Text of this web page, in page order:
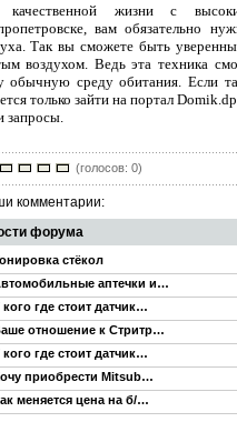
качественной жизни с
вам обязательно
Так вы сможете быть
воздухом. Ведь эта техника
обычную среду обитания. Если
только зайти на портал
запросы.
(голосов: 0)
комментарии:
форума
стёкол
аптечки и…
кого где стоит датчик…
отношение к Стритр…
кого где стоит датчик…
приобрести Mitsub…
меняется цена на б/…